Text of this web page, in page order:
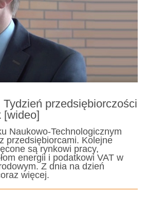
przedsiębiorczości
[wideo]
Naukowo-Technologicznym
przedsiębiorcami. Kolejne
są rynkowi pracy,
energii i podatkowi VAT w
Z dnia na dzień
więcej.